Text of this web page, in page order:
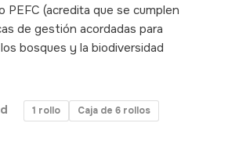
PEFC (acredita que se cumplen
de gestión acordadas para
bosques y la biodiversidad
1 rollo Caja de 6 rollos